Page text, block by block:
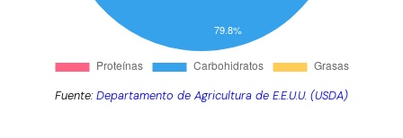
Fuente:Departamento de Agricultura de E.E.U.U. (USDA)